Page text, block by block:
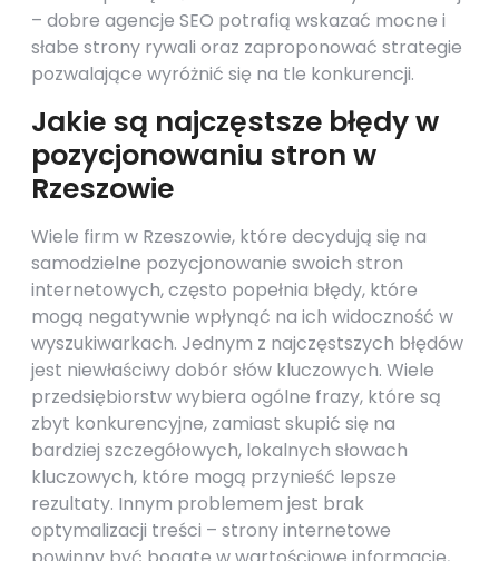
– dobre agencje SEO potrafią wskazać mocne i
słabe strony rywali oraz zaproponować strategie
pozwalające wyróżnić się na tle konkurencji.
Jakie są najczęstsze błędy w
pozycjonowaniu stron w
Rzeszowie
Wiele firm w Rzeszowie, które decydują się na
samodzielne pozycjonowanie swoich stron
internetowych, często popełnia błędy, które
mogą negatywnie wpłynąć na ich widoczność w
wyszukiwarkach. Jednym z najczęstszych błędów
jest niewłaściwy dobór słów kluczowych. Wiele
przedsiębiorstw wybiera ogólne frazy, które są
zbyt konkurencyjne, zamiast skupić się na
bardziej szczegółowych, lokalnych słowach
kluczowych, które mogą przynieść lepsze
rezultaty. Innym problemem jest brak
optymalizacji treści – strony internetowe